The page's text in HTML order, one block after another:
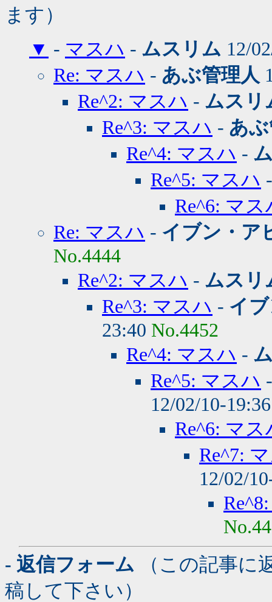
ます）
▼ - マスハ - ムスリム 12/
Re: マスハ - あぶ管理人
Re^2: マスハ - ムスリ
Re^3: マスハ - あ
Re^4: マスハ -
Re^5: マスハ
Re^6: マス
Re: マスハ - イブン・ア
No.4444
Re^2: マスハ - ムスリ
Re^3: マスハ - イ
23:40 No.4452
Re^4: マスハ -
Re^5: マスハ
12/02/10-
Re^6: マス
Re^7:
12/02/
- 返信フォーム （この記事に
稿して下さい）